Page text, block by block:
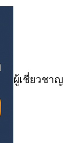
ผู้เชี่ยวชาญ